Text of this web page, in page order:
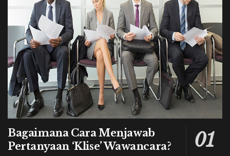
Bagaimana Cara Menjawab
Pertanyaan ‘Klise’ Wawancara?